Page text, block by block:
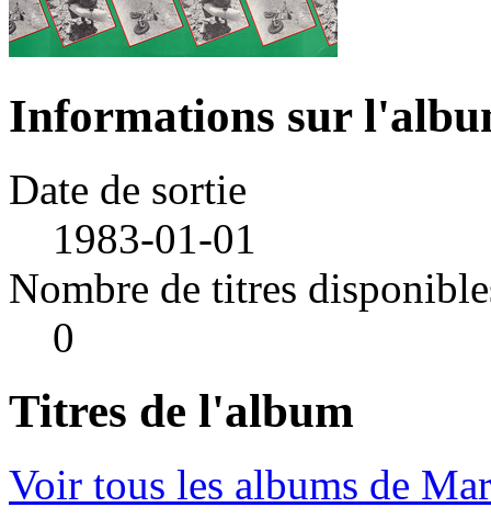
Informations sur
Date de sortie
1983-01-01
Nombre de titres
0
Titres de l'album
Voir tous les albums de